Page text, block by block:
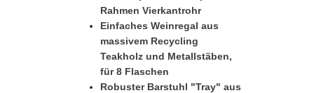
Rahmen Vierkantrohr
Einfaches Weinregal aus
massivem Recycling
Teakholz und Metallstäben,
für 8 Flaschen
Robuster Barstuhl "Tray" aus